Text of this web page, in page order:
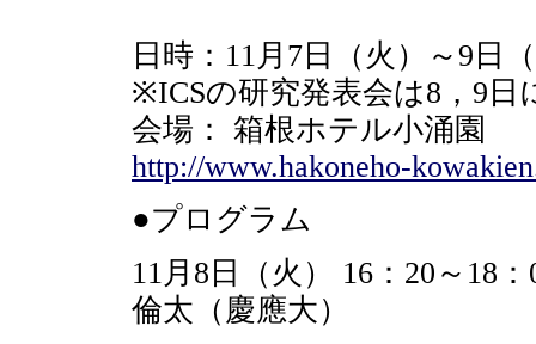
日時：11月7日（火）～9日
※ICSの研究発表会は8，9日
会場： 箱根ホテル小涌園
http://www.hakoneho-
●プログラム
11月8日（火） 16：20～18
倫太（慶應大）